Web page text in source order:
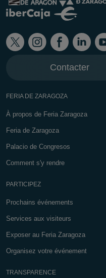
Contacter
FERIA DE ZARAGOZA
À propos de Feria Zaragoza
Feria de Zaragoza
Palacio de Congresos
Comment s'y rendre
PARTICIPEZ
Prochains événements
Services aux visiteurs
Exposer au Feria Zaragoza
Organisez votre événement
TRANSPARENCE